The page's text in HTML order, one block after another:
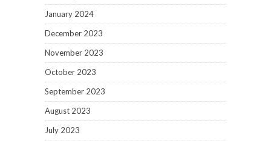
January 2024
December 2023
November 2023
October 2023
September 2023
August 2023
July 2023